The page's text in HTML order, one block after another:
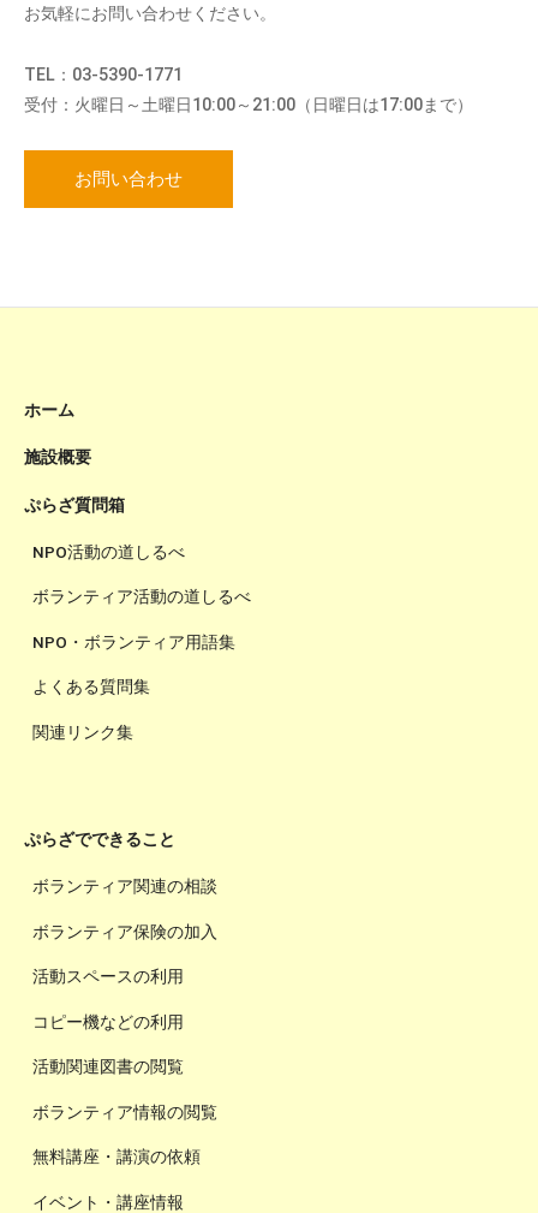
お気軽にお問い合わせください。
TEL：03-5390-1771
受付：火曜日～土曜日10:00～21:00（日曜日は17:00まで）
お問い合わせ
ホーム
施設概要
ぷらざ質問箱
NPO活動の道しるべ
ボランティア活動の道しるべ
NPO・ボランティア用語集
よくある質問集
関連リンク集
ぷらざでできること
ボランティア関連の相談
ボランティア保険の加入
活動スペースの利用
コピー機などの利用
活動関連図書の閲覧
ボランティア情報の閲覧
無料講座・講演の依頼
イベント・講座情報